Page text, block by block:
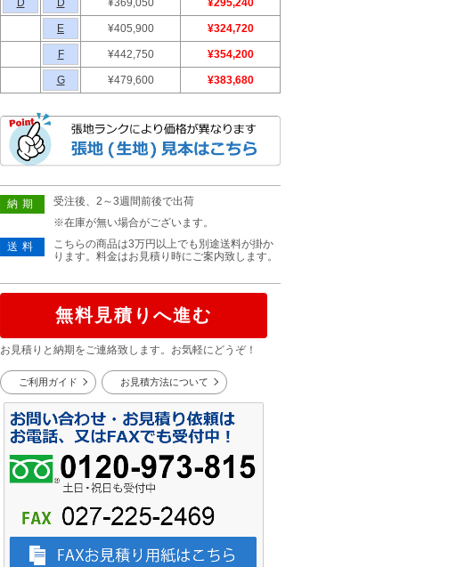
D D ¥369,050 ¥295,240
E ¥405,900 ¥324,720
F ¥442,750 ¥354,200
G ¥479,600 ¥383,680
納期
受注後、2～3週間前後で出荷
※在庫が無い場合がございます。
送料
こちらの商品は3万円以上でも別途送料が掛か
ります。料金はお見積り時にご案内致します。
無料見積りへ進む
お見積りと納期をご連絡致します。お気軽にどうぞ！
ご利用ガイド お見積方法について